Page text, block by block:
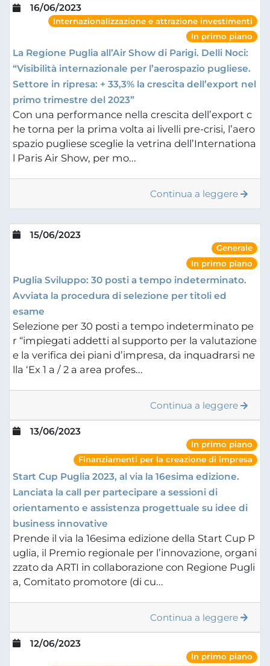
16/06/2023
Internazionalizzazione e attrazione investimenti
In primo piano
La Regione Puglia all’Air Show di Parigi. Delli Noci:
“Visibilità internazionale per l’aerospazio pugliese.
Settore in ripresa: + 33,3% la crescita dell’export nel
primo trimestre del 2023”
Con una performance nella crescita dell’export c
he torna per la prima volta ai livelli pre-crisi, l’aero
spazio pugliese sceglie la vetrina dell’Internationa
l Paris Air Show, per mo...
Continua a leggere
15/06/2023
Generale
In primo piano
Puglia Sviluppo: 30 posti a tempo indeterminato.
Avviata la procedura di selezione per titoli ed
esame
Selezione per 30 posti a tempo indeterminato pe
r “impiegati addetti al supporto per la valutazione
e la verifica dei piani d’impresa, da inquadrarsi ne
lla ‘Ex 1 a / 2 a area profes...
Continua a leggere
13/06/2023
In primo piano
Finanziamenti per la creazione di impresa
Start Cup Puglia 2023, al via la 16esima edizione.
Lanciata la call per partecipare a sessioni di
orientamento e assistenza progettuale su idee di
business innovative
Prende il via la 16esima edizione della Start Cup P
uglia, il Premio regionale per l’innovazione, organi
zzato da ARTI in collaborazione con Regione Pugli
a, Comitato promotore (di cu...
Continua a leggere
12/06/2023
In primo piano